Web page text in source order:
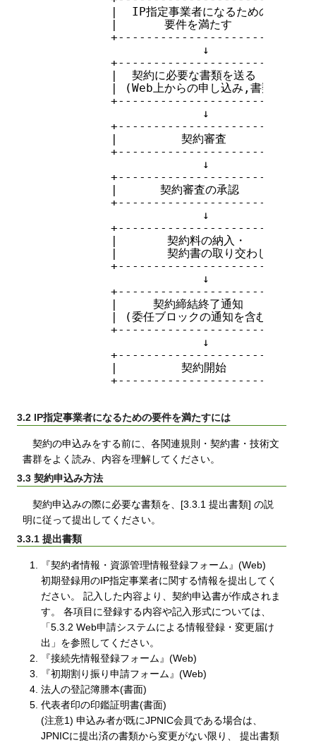
          |  IP指定事業者になるための  |
          |   　  要件を満たす         |
                       ↓
          |  契約に必要な書類を送る    |
          | (Web上からの申し込み,書類) |
                       ↓
          |         契約審査           |
                       ↓
          |      契約審査の承認        |
                       ↓
          |       契約料の納入・       |
          |       契約書の取り交わし   |
                       ↓
          |     契約締結終了通知       |
          | (委任ブロックの通知を含む) |
                       ↓
          |         契約開始           |
3.2 IP指定事業者になるための要件を満たすには
契約の申込みをする前に、各関連規則・契約書・技術文
書群をよく読み、内容を理解してください。
3.3 契約申込み方法
契約申込みの際に必要な書類を、[3.3.1 提出書類] の説
明に従って提出してください。
3.3.1 提出書類
『契約者情報・資源管理情報登録フォーム』(Web)
初期登録用のIP指定事業者に関する情報を提出してく
ださい。 記入した内容より、契約申込書が作成されま
す。 各項目に登録する内容や記入形式については、
「5.3.2 Web申請システムによる情報登録・変更届け
出」を参照してください。
『接続先情報登録フォーム』(Web)
『初期割り振り申請フォーム』(Web)
法人の登記簿謄本(書面)
代表者印の印鑑証明書(書面)
(注意1) 申込み者が既にJPNIC会員である場合は、
JPNICに提出済の書類から変更がない限り、 提出書類